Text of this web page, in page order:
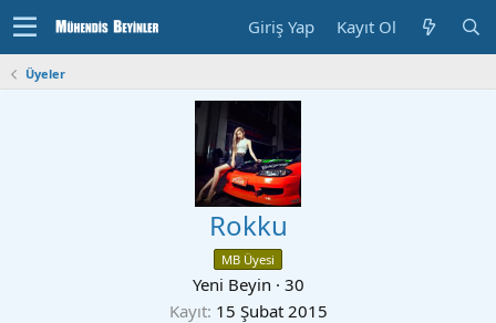
Giriş Yap Kayıt Ol
Üyeler
Rokku
MB Üyesi
Yeni Beyin · 30
Kayıt 15 Şubat 2015